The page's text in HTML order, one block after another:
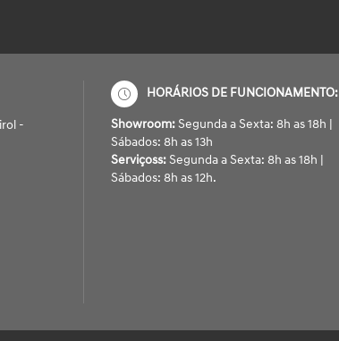
-
HORÁRIOS DE FUNCIONAMENTO:
Showroom: Segunda a Sexta: 8h as 18h |
Sábados: 8h as 13h
Serviçoss: Segunda a Sexta: 8h as 18h |
Sábados: 8h as 12h.